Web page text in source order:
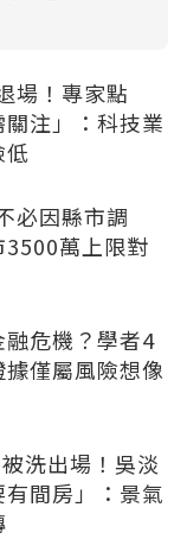
場！專家點
關注」：科技業
低
必因縣市調
萬上限對
危機？學者4
僅屬風險想像
洗出場！吳淡
間房」：景氣